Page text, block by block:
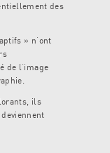
des
» n’ont
de l’image
ils